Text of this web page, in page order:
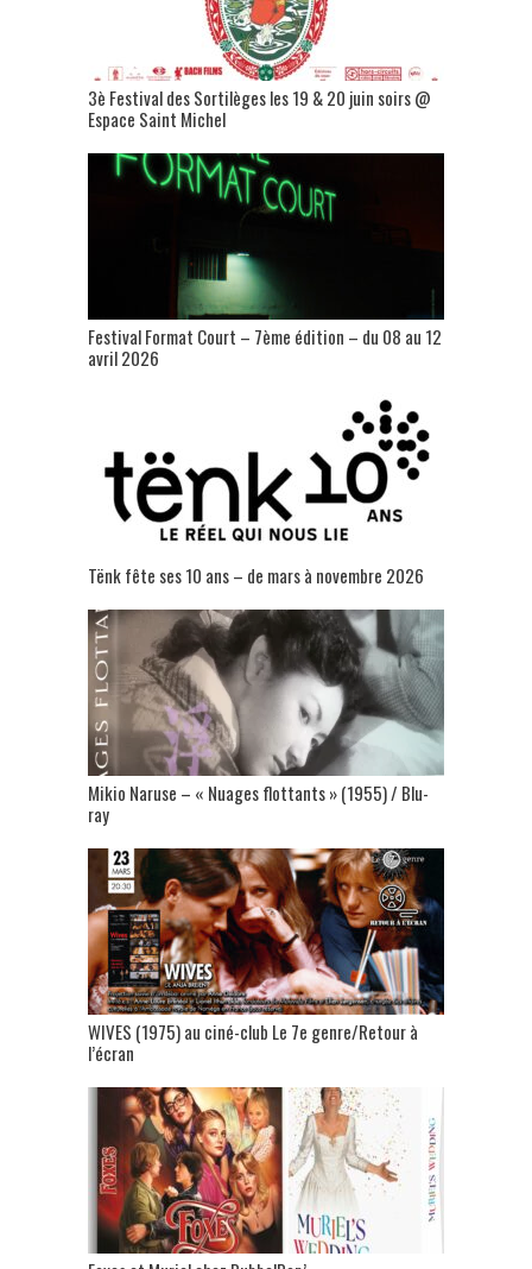
3è Festival des Sortilèges les 19 & 20 juin soirs @
Espace Saint Michel
Festival Format Court – 7ème édition – du 08 au 12
avril 2026
Tënk fête ses 10 ans – de mars à novembre 2026
Mikio Naruse – « Nuages flottants » (1955) / Blu-
ray
WIVES (1975) au ciné-club Le 7e genre/Retour à
l’écran